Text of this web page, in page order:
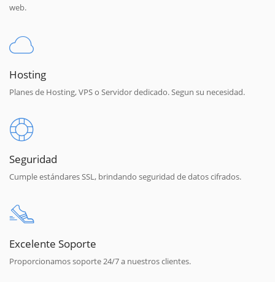
web.
Hosting
Planes de Hosting, VPS o Servidor dedicado. Segun su necesidad.
Seguridad
Cumple estándares SSL, brindando seguridad de datos cifrados.
Excelente Soporte
Proporcionamos soporte 24/7 a nuestros clientes.